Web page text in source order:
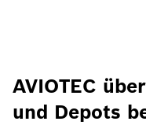
AVIOTEC
und Depots